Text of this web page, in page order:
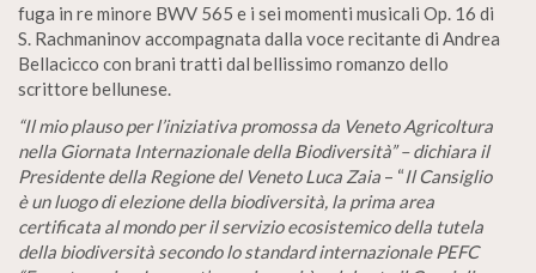
fuga in re minore BWV 565 e i sei momenti musicali Op. 16 di
S. Rachmaninov accompagnata dalla voce recitante di Andrea
Bellacicco con brani tratti dal bellissimo romanzo dello
scrittore bellunese.
“Il mio plauso per l’iniziativa promossa da Veneto Agricoltura
nella Giornata Internazionale della Biodiversità” – dichiara il
Presidente della Regione del Veneto Luca Zaia – “Il Cansiglio
è un luogo di elezione della biodiversità, la prima area
certificata al mondo per il servizio ecosistemico della tutela
della biodiversità secondo lo standard internazionale PEFC